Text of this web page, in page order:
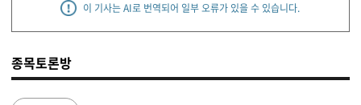
이 기사는 AI로 번역되어 일부 오류가 있을 수 있습니다.
종목토론방